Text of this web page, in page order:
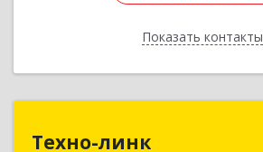
Показать контакты
Назад
Техно-линк